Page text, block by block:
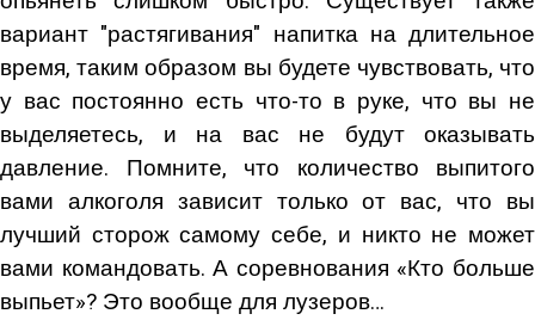
вариант "растягивания" напитка на длительное
время, таким образом вы будете чувствовать, что
у вас постоянно есть что-то в руке, что вы не
выделяетесь, и на вас не будут оказывать
давление. Помните, что количество выпитого
вами алкоголя зависит только от вас, что вы
лучший сторож самому себе, и никто не может
вами командовать. А соревнования «Кто больше
выпьет»? Это вообще для лузеров…